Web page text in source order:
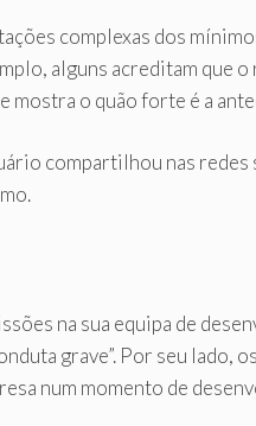
complexas dos
alguns acreditam que
mostra o quão forte é a
compartilhou nas redes
na sua equipa de
grave”. Por seu
num momento de